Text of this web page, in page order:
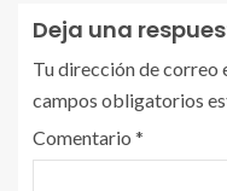
Deja una
Tu dirección de correo
campos obligatorios
Comentario *